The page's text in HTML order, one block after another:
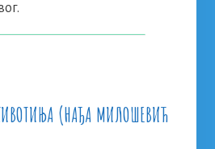
(НАЂА МИЛОШЕВИЋ